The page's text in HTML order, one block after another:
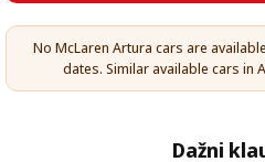
No McLaren Artura cars are
dates. Similar available cars in
Dažni